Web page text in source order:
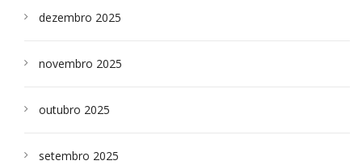
dezembro 2025
novembro 2025
outubro 2025
setembro 2025